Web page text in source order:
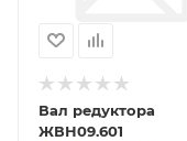
Вал редуктора
ЖВН09.601